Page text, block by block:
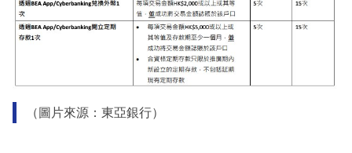
（圖片來源：東亞銀行）